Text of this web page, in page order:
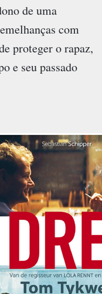
de uma
com
proteger o rapaz,
e seu passado